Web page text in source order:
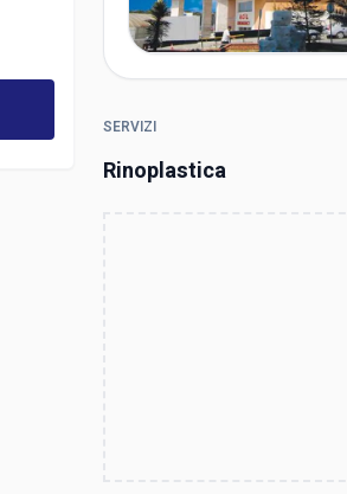
SERVIZI
Rinoplastica